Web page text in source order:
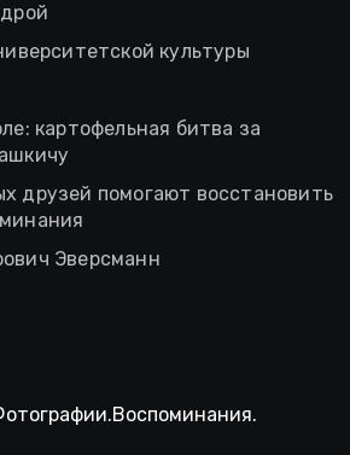
культуры
картофельная битва за
друзей помогают восстановить
Эверсманн